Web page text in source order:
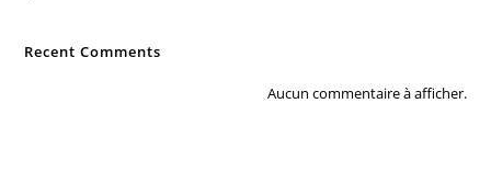
Recent Comments
Aucun commentaire à afficher.